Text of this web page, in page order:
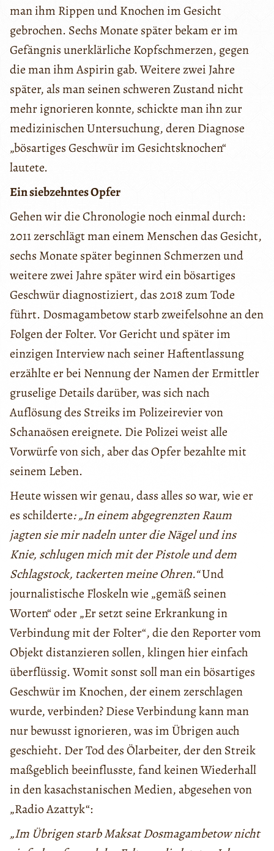
man ihm Rippen und Knochen im Gesicht
gebrochen. Sechs Monate später bekam er im
Gefängnis unerklärliche Kopfschmerzen, gegen
die man ihm Aspirin gab. Weitere zwei Jahre
später, als man seinen schweren Zustand nicht
mehr ignorieren konnte, schickte man ihn zur
medizinischen Untersuchung, deren Diagnose
„bösartiges Geschwür im Gesichtsknochen“
lautete.
Ein siebzehntes Opfer
Gehen wir die Chronologie noch einmal durch:
2011 zerschlägt man einem Menschen das Gesicht,
sechs Monate später beginnen Schmerzen und
weitere zwei Jahre später wird ein bösartiges
Geschwür diagnostiziert, das 2018 zum Tode
führt. Dosmagambetow starb zweifelsohne an den
Folgen der Folter. Vor Gericht und später im
einzigen Interview nach seiner Haftentlassung
erzählte er bei Nennung der Namen der Ermittler
gruselige Details darüber, was sich nach
Auflösung des Streiks im Polizeirevier von
Schanaösen ereignete. Die Polizei weist alle
Vorwürfe von sich, aber das Opfer bezahlte mit
seinem Leben.
Heute wissen wir genau, dass alles so war, wie er
es schilderte: „In einem abgegrenzten Raum
jagten sie mir nadeln unter die Nägel und ins
Knie, schlugen mich mit der Pistole und dem
Schlagstock, tackerten meine Ohren.“Und
journalistische Floskeln wie „gemäß seinen
Worten“ oder „Er setzt seine Erkrankung in
Verbindung mit der Folter“, die den Reporter vom
Objekt distanzieren sollen, klingen hier einfach
überflüssig. Womit sonst soll man ein bösartiges
Geschwür im Knochen, der einem zerschlagen
wurde, verbinden? Diese Verbindung kann man
nur bewusst ignorieren, was im Übrigen auch
geschieht. Der Tod des Ölarbeiter, der den Streik
maßgeblich beeinflusste, fand keinen Wiederhall
in den kasachstanischen Medien, abgesehen von
„Radio Azattyk“:
„Im Übrigen starb Maksat Dosmagambetow nicht